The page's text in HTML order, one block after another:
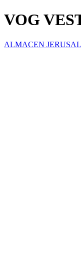
VOG
ALMACEN